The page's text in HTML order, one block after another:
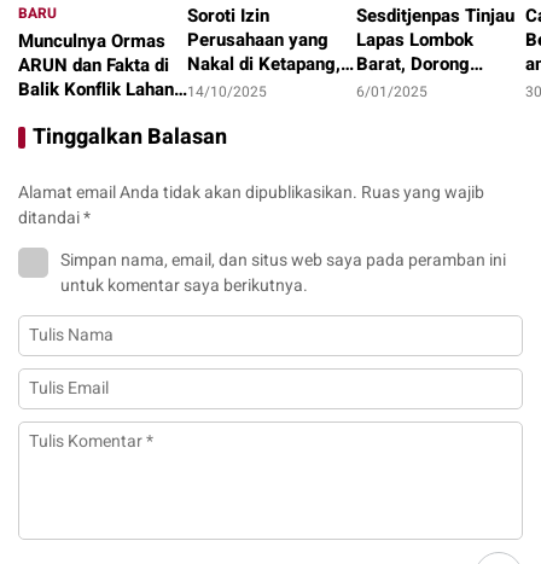
BARU
Munculnya Ormas
ARUN dan Fakta di
Balik Konflik Lahan
Soroti Izin
Perusahaan yang
Nakal di Ketapang,
LAKI : Lahan Jadi
Tanggung Jawab?
14/10/2025
Sesditjenpas Tinjau
Lapas Lombok
Barat, Dorong
Optimalisasi
6/01/2025
Tinggalkan Balasan
Alamat email Anda tidak akan dipublikasikan. Ruas yang wajib
ditandai*
Simpan nama, email, dan situs web saya pada peramban ini
untuk komentar saya berikutnya.